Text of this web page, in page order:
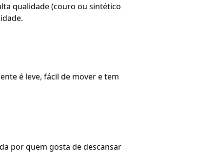
qualidade (couro ou sintético
é leve, fácil de mover e tem
por quem gosta de descansar